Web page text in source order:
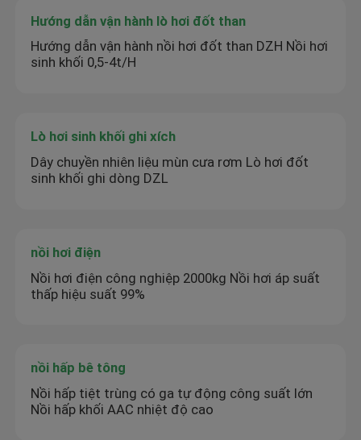
Hướng dẫn vận hành lò hơi đốt than
Hướng dẫn vận hành nồi hơi đốt than DZH Nồi hơi
sinh khối 0,5-4t/H
Lò hơi sinh khối ghi xích
Dây chuyền nhiên liệu mùn cưa rơm Lò hơi đốt
sinh khối ghi dòng DZL
nồi hơi điện
Nồi hơi điện công nghiệp 2000kg Nồi hơi áp suất
thấp hiệu suất 99%
nồi hấp bê tông
Nồi hấp tiệt trùng có ga tự động công suất lớn
Nồi hấp khối AAC nhiệt độ cao